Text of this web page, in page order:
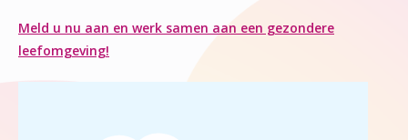
Meld u nu aan en werk samen aan een gezondere
leefomgeving!